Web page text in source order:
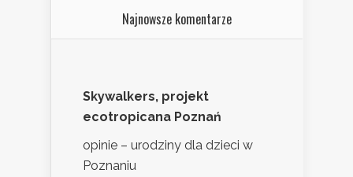
Najnowsze komentarze
Skywalkers, projekt
ecotropicana Poznań
opinie – urodziny dla dzieci w
Poznaniu